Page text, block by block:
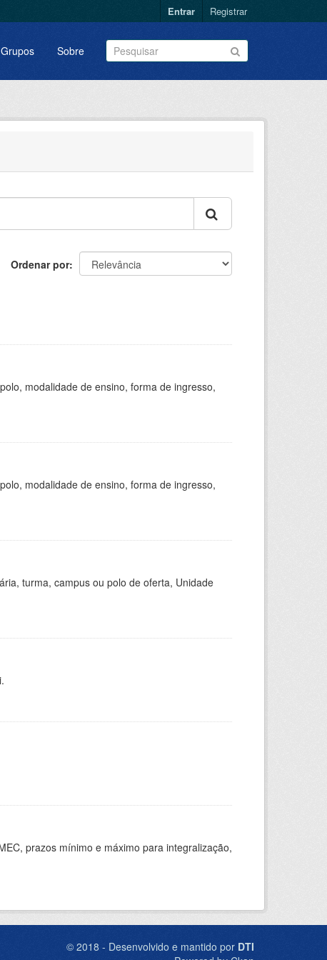
Entrar Registrar
Grupos Sobre
Ordenar por
modalidade de ensino, forma de ingresso,
modalidade de ensino, forma de ingresso,
turma, campus ou polo de oferta, Unidade
prazos mínimo e máximo para integralização,
© 2018 - Desenvolvido e mantido por DTI